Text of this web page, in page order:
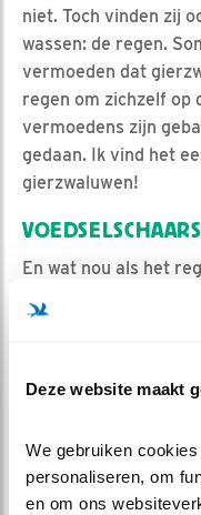
Deze website maakt
We gebruiken
personaliseren, om
en om ons
niet. Toch vinden zij
wassen: de regen.
vermoeden dat
regen om zichzelf op
vermoedens zijn
gedaan. Ik vind het
gierzwaluwen!
En wat nou als het
elkaar? Ja, dan is
beschikbaar dan bij
andere vogels. De
de jongen minder
koud, waardoor het